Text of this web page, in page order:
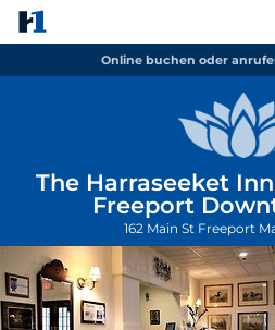
Online buchen oder
The Harraseeket
Freeport
162 Main St Freeport